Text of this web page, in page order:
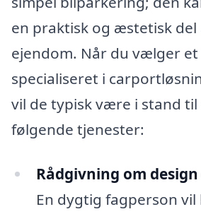
en praktisk og æstetisk del
ejendom. Når du vælger
specialiseret i
vil de typisk være i stand
følgende tjenester:
Rådgivning om
En dygtig fagperson